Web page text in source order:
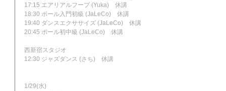
17:15 エアリアルフープ (Yuka)　休講
18:30 ポール入門初級 (JaLeCo)　休講
19:40 ダンスエクササイズ (JaLeCo)　休講
20:45 ポール初中級 (JaLeCo)　休講
西新宿スタジオ
12:30 ジャズダンス (さち)　休講
1/29(水)